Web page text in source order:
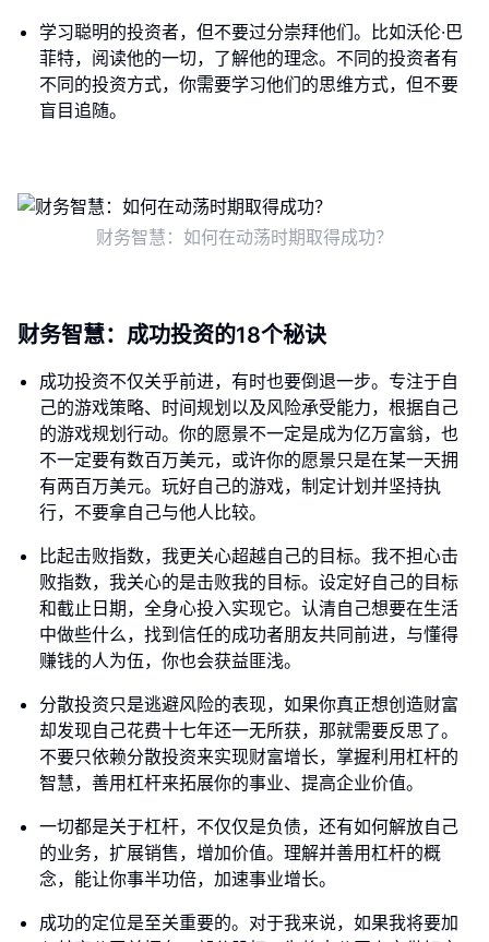
学习聪明的投资者，但不要过分崇拜他们。比如沃伦·巴
菲特，阅读他的一切，了解他的理念。不同的投资者有
不同的投资方式，你需要学习他们的思维方式，但不要
盲目追随。
财务智慧：如何在动荡时期取得成功？
财务智慧：成功投资的18个秘诀
成功投资不仅关乎前进，有时也要倒退一步。专注于自
己的游戏策略、时间规划以及风险承受能力，根据自己
的游戏规划行动。你的愿景不一定是成为亿万富翁，也
不一定要有数百万美元，或许你的愿景只是在某一天拥
有两百万美元。玩好自己的游戏，制定计划并坚持执
行，不要拿自己与他人比较。
比起击败指数，我更关心超越自己的目标。我不担心击
败指数，我关心的是击败我的目标。设定好自己的目标
和截止日期，全身心投入实现它。认清自己想要在生活
中做些什么，找到信任的成功者朋友共同前进，与懂得
赚钱的人为伍，你也会获益匪浅。
分散投资只是逃避风险的表现，如果你真正想创造财富
却发现自己花费十七年还一无所获，那就需要反思了。
不要只依赖分散投资来实现财富增长，掌握利用杠杆的
智慧，善用杠杆来拓展你的事业、提高企业价值。
一切都是关于杠杆，不仅仅是负债，还有如何解放自己
的业务，扩展销售，增加价值。理解并善用杠杆的概
念，能让你事半功倍，加速事业增长。
成功的定位是至关重要的。对于我来说，如果我将要加